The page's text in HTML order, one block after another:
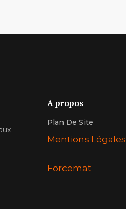
A propos
Plan De Site
Mentions Légales
Forcemat